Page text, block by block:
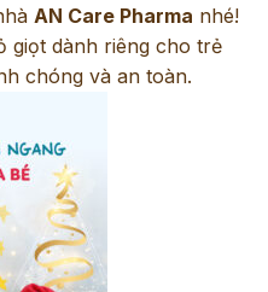
AN Care Pharma nhé!
giọt dành riêng cho trẻ
chóng và an toàn.